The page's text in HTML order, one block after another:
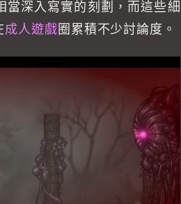
當深入寫實的刻劃，而這些細
成人遊戲圈累積不少討論度。